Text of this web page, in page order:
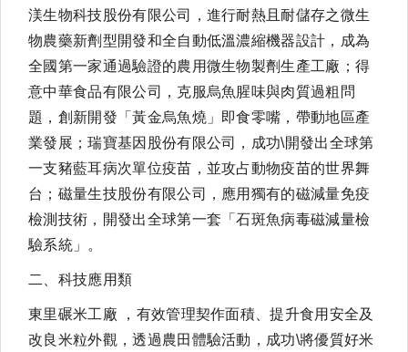
渼生物科技股份有限公司，進行耐熱且耐儲存之微生
物農藥新劑型開發和全自動低溫濃縮機器設計，成為
全國第一家通過驗證的農用微生物製劑生產工廠；得
意中華食品有限公司，克服烏魚腥味與肉質過粗問
題，創新開發「黃金烏魚燒」即食零嘴，帶動地區產
業發展；瑞寶基因股份有限公司，成功\開發出全球第
一支豬藍耳病次單位疫苗，並攻占動物疫苗的世界舞
台；磁量生技股份有限公司，應用獨有的磁減量免疫
檢測技術，開發出全球第一套「石斑魚病毒磁減量檢
驗系統」。
二、科技應用類
東里碾米工廠 ，有效管理契作面積、提升食用安全及
改良米粒外觀，透過農田體驗活動，成功\將優質好米